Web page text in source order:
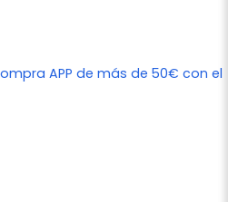
APP de más de 50€ con el